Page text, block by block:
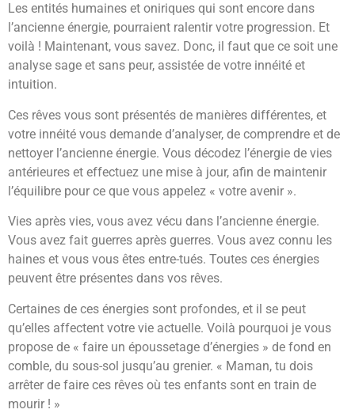
Les entités humaines et oniriques qui sont encore dans
l’ancienne énergie, pourraient ralentir votre progression. Et
voilà ! Maintenant, vous savez. Donc, il faut que ce soit une
analyse sage et sans peur, assistée de votre innéité et
intuition.
Ces rêves vous sont présentés de manières différentes, et
votre innéité vous demande d’analyser, de comprendre et de
nettoyer l’ancienne énergie. Vous décodez l’énergie de vies
antérieures et effectuez une mise à jour, afin de maintenir
l’équilibre pour ce que vous appelez « votre avenir ».
Vies après vies, vous avez vécu dans l’ancienne énergie.
Vous avez fait guerres après guerres. Vous avez connu les
haines et vous vous êtes entre-tués. Toutes ces énergies
peuvent être présentes dans vos rêves.
Certaines de ces énergies sont profondes, et il se peut
qu’elles affectent votre vie actuelle. Voilà pourquoi je vous
propose de « faire un époussetage d’énergies » de fond en
comble, du sous-sol jusqu’au grenier. « Maman, tu dois
arrêter de faire ces rêves où tes enfants sont en train de
mourir ! »